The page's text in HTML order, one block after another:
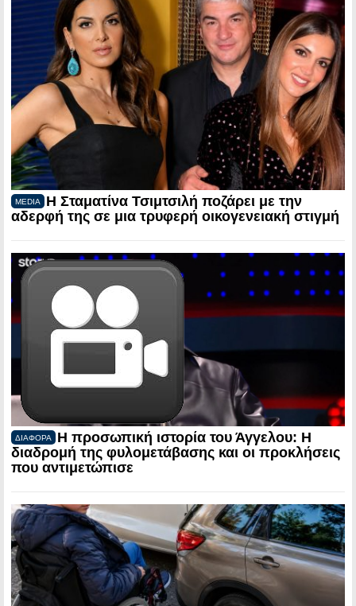
MEDIA
Η Σταματίνα Τσιμτσιλή ποζάρει με την
αδερφή της σε μια τρυφερή οικογενειακή στιγμή
ΔΙΑΦΟΡΑ
Η προσωπική ιστορία του Άγγελου: Η
διαδρομή της φυλομετάβασης και οι προκλήσεις
που αντιμετώπισε